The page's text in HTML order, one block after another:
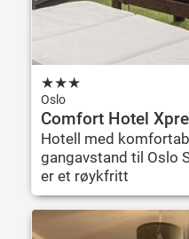
★★★
Oslo
Comfort Hotel
Hotell med
gangavstand til Oslo
er et røykfritt